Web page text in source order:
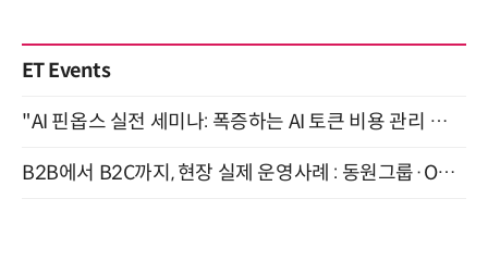
ET Events
"AI 핀옵스 실전 세미나: 폭증하는 AI 토큰 비용 관리 전략" 8월 21일 개최
B2B에서 B2C까지, 현장 실제 운영사례 : 동원그룹·OCI·다이닝브랜즈그룹·당근 (8/27)